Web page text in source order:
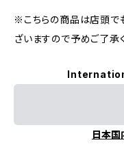
※こちらの商品は店頭で
ざいますので予めご了承
日本国